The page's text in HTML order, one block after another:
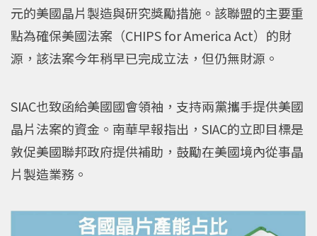
元的美國晶片製造與研究獎勵措施。該聯盟的主要重
點為確保美國法案（CHIPS for America Act）的財
源，該法案今年稍早已完成立法，但仍無財源。
SIAC也致函給美國國會領袖，支持兩黨攜手提供美國
晶片法案的資金。南華早報指出，SIAC的立即目標是
敦促美國聯邦政府提供補助，鼓勵在美國境內從事晶
片製造業務。